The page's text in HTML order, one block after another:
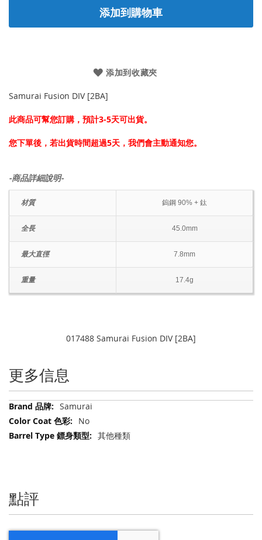
添加到購物車
添加到收藏夾
Samurai Fusion DIV [2BA]
此商品可幫您訂購，預計3-5天可出貨。
您下單後，若出貨時間超過5天，我們會主動通知您。
-商品詳細說明-
材質 鎢鋼 90% + 鈦
全長 45.0mm
最大直徑 7.8mm
重量 17.4g
017488 Samurai Fusion DIV [2BA]
更多信息
更
多
息
Samurai
No
其他種類
點評